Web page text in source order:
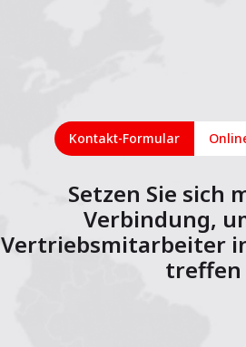
Kontakt-Formular
Setzen Sie sich
Verbindung,
Vertriebsmitarbeiter
treffen